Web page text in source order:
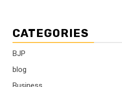
CATEGORIES
BJP
blog